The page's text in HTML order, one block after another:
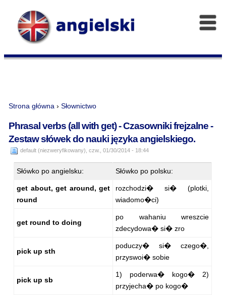
Strona główna› Słownictwo
Phrasal verbs (all with get) - Czasowniki frejzalne -
Zestaw słówek do nauki języka angielskiego.
default (niezweryfikowany), czw., 01/30/2014 - 18:44
Słówko po angielsku: Słówko po polsku:
get about, get around, get
round
rozchodzi� si� (plotki,
wiadomo�ci)
get round to doing
po wahaniu wreszcie
zdecydowa� si� zro
pick up sth
poduczy� si� czego�,
przyswoi� sobie
pick up sb
1) poderwa� kogo� 2)
przyjecha� po kogo�